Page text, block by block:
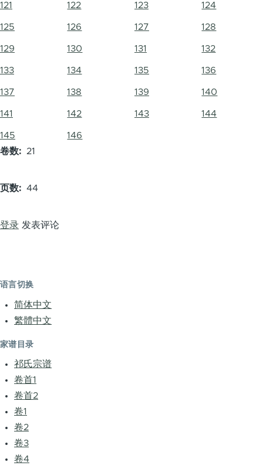
121 122 123 124
125 126 127 128
129 130 131 132
133 134 135 136
137 138 139 140
141 142 143 144
145
146
卷数
21
页数 44
登录 发表评论
语言切换
简体中文
繁體中文
家谱目录
祁氏宗谱
卷首1
卷首2
卷1
卷2
卷3
卷4